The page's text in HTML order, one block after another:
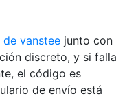
vanstee junto con
discreto, y si falla
el código es
de envío está